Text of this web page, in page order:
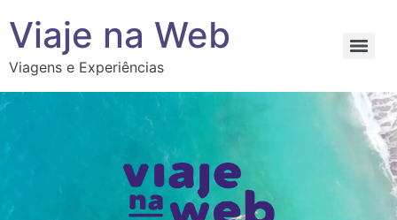
Viaje na Web
Viagens e Experiências